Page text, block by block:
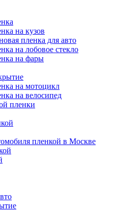
на кузов
пленка для авто
на лобовое стекло
на фары
на мотоцикл
на велосипед
пленки
пленкой в Москве